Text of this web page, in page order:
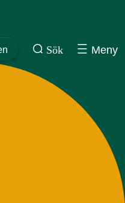
Sök Meny